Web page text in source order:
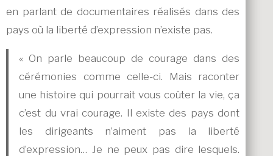
en parlant de documentaires réalisés dans des
pays où la liberté d’expression n’existe pas.
« On parle beaucoup de courage dans des
cérémonies comme celle-ci. Mais raconter
une histoire qui pourrait vous coûter la vie, ça
c’est du vrai courage. Il existe des pays dont
les dirigeants n’aiment pas la liberté
d’expression… Je ne peux pas dire lesquels.